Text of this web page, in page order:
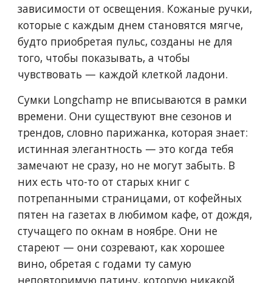
зависимости от освещения. Кожаные ручки,
которые с каждым днем становятся мягче,
будто приобретая пульс, созданы не для
того, чтобы показывать, а чтобы
чувствовать — каждой клеткой ладони.
Сумки Longchamp не вписываются в рамки
времени. Они существуют вне сезонов и
трендов, словно парижанка, которая знает:
истинная элегантность — это когда тебя
замечают не сразу, но не могут забыть. В
них есть что-то от старых книг с
потрепанными страницами, от кофейных
пятен на газетах в любимом кафе, от дождя,
стучащего по окнам в ноябре. Они не
стареют — они созревают, как хорошее
вино, обретая с годами ту самую
неповторимую патину, которую никакой